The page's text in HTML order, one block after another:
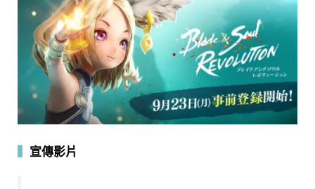
宣傳影片